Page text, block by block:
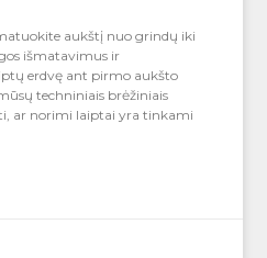
aukštį nuo grindų iki
išmatavimus ir
erdvę ant pirmo aukšto
techniniais brėžiniais
ar norimi laiptai yra tinkami